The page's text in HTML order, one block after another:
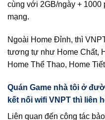
cùng với 2GB/ngày + 1000
mạng.
Ngoài Home Đỉnh, thì
tương tự như Home Chất,
Home Thể Thao, Home
Quán Game nhà tôi ở
kết nối wifi VNPT thì liên
Liên quan đến công tác